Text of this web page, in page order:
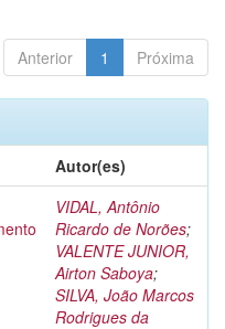
Anterior 1 Próxima
Autor(es)
VIDAL, Antônio
Ricardo de Norões;
VALENTE JUNIOR,
Airton Saboya;
SILVA, João Marcos
Rodrigues da